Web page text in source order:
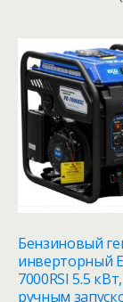
Бензиновый
инверторный
7000RSI 5.5
ручным